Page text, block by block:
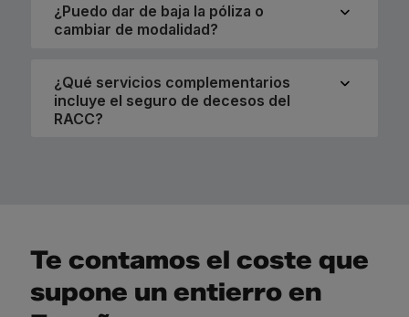
¿Puedo dar de baja la póliza o
cambiar de modalidad?
¿Qué servicios complementarios
incluye el seguro de decesos del
RACC?
Te contamos el coste que
supone un entierro en